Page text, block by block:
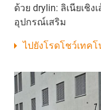
ด้วย drylin: ลิเนียเชิ
อุปกรณ์เสริม
ไปยังโรดโชว์เทค